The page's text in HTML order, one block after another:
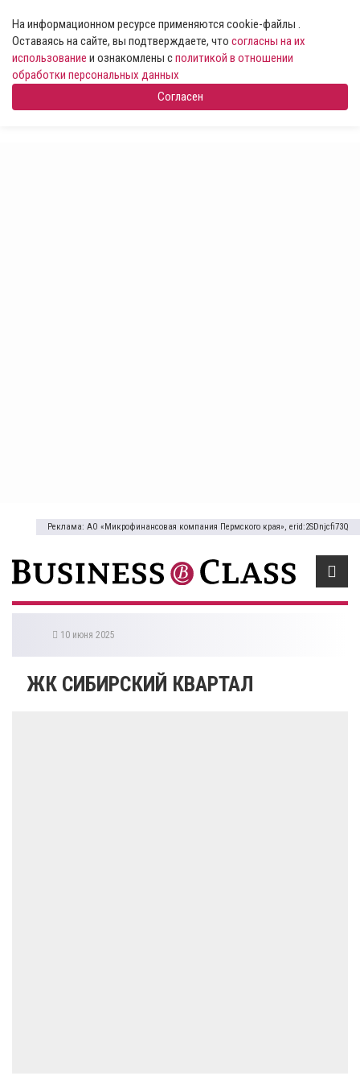
На информационном ресурсе применяются cookie-файлы .
Оставаясь на сайте, вы подтверждаете, что согласны на их
использование и ознакомлены сполитикой в отношении
обработки персональных данных
Согласен
Реклама: АО «Микрофинансовая компания Пермского края», erid:2SDnjcfi73Q
10 июня 2025
ЖК СИБИРСКИЙ КВАРТАЛ